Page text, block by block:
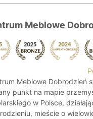
Meblowe
Meblowe Dobrodzień
punkt na mapie
w Polsce,
mieście o